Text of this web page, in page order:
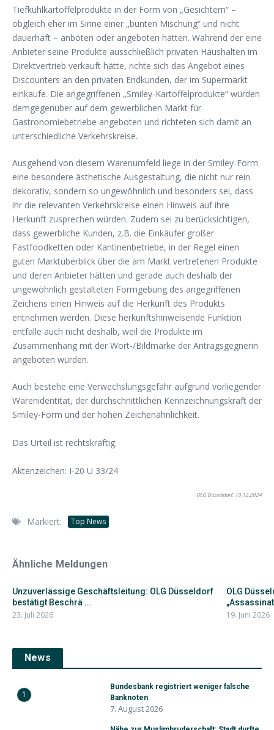
Tiefkühlkartoffelprodukte in der Form von „Gesichtern“ –
obgleich eher im Sinne einer „bunten Mischung“ und nicht
dauerhaft – anböten oder angeboten hätten. Während der eine
Anbieter seine Produkte ausschließlich privaten Haushalten im
Direktvertrieb verkauft hätte, richte sich das Angebot eines
Discounters an den privaten Endkunden, der im Supermarkt
einkaufe. Die angegriffenen „Smiley-Kartoffelprodukte“ würden
demgegenüber auf dem gewerblichen Markt für
Gastronomiebetriebe angeboten und richteten sich damit an
unterschiedliche Verkehrskreise.
Ausgehend von diesem Warenumfeld liege in der Smiley-Form
eine besondere ästhetische Ausgestaltung, die nicht nur rein
dekorativ, sondern so ungewöhnlich und besonders sei, dass
ihr die relevanten Verkehrskreise einen Hinweis auf ihre
Herkunft zusprechen würden. Zudem sei zu berücksichtigen,
dass gewerbliche Kunden, z.B. die Einkäufer großer
Fastfoodketten oder Kantinenbetriebe, in der Regel einen
guten Marktüberblick über die am Markt vertretenen Produkte
und deren Anbieter hätten und gerade auch deshalb der
ungewöhnlich gestalteten Formgebung des angegriffenen
Zeichens einen Hinweis auf die Herkunft des Produkts
entnehmen werden. Diese herkunftshinweisende Funktion
entfalle auch nicht deshalb, weil die Produkte im
Zusammenhang mit der Wort-/Bildmarke der Antragsgegnerin
angeboten würden.
Auch bestehe eine Verwechslungsgefahr aufgrund vorliegender
Warenidentität, der durchschnittlichen Kennzeichnungskraft der
Smiley-Form und der hohen Zeichenähnlichkeit.
Das Urteil ist rechtskräftig.
Aktenzeichen: I-20 U 33/24
OLG Düsseldorf, 19.12.2024
Markiert: Top News
Ähnliche Meldungen
Unzuverlässige Geschäftsleitung: OLG Düsseldorf
bestätigt Beschrä ...
23. Juli 2026
OLG
19. Juni 2026
News
1
Bundesbank registriert weniger falsche
Banknoten
7. August 2026